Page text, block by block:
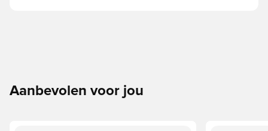
Aanbevolen voor jou